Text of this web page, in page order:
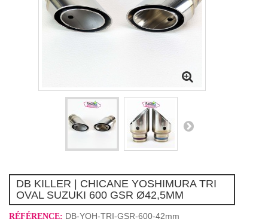
DB KILLER | CHICANE YOSHIMURA TRI
OVAL SUZUKI 600 GSR Ø42,5MM
RÉFÉRENCE: DB-YOH-TRI-GSR-600-42mm